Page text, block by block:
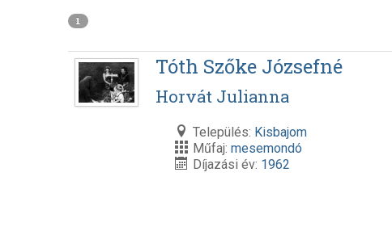
1
Tóth Szőke Józsefné
Horvát Julianna
Település: Kisbajom
Műfaj:mesemondó
Díjazási év: 1962